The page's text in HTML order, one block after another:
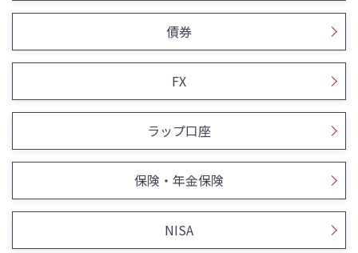
債券
FX
ラップ口座
保険・年金保険
NISA